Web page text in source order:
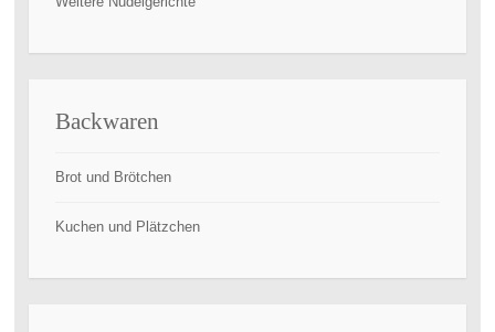
Backwaren
Brot und Brötchen
Kuchen und Plätzchen